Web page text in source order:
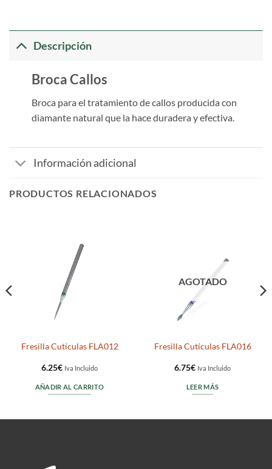
Descripción
Broca Callos
Broca para el tratamiento de callos producida con
diamante natural que la hace duradera y efectiva.
Información adicional
PRODUCTOS RELACIONADOS
Fresilla Cutículas FLA012
6.25€ Iva Incluido
AÑADIR AL CARRITO
AGOTADO
Fresilla Cutículas FLA016
6.75€ Iva Incluido
LEER MÁS